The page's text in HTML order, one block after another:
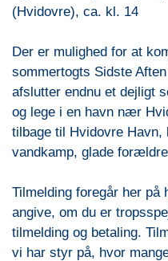
(Hvidovre), ca. kl. 14
Der er mulighed for at
sommertogts Sidste
afslutter endnu et dejligt
og lege i en havn nær
tilbage til Hvidovre
vandkamp, glade
Tilmelding foregår her på
angive, om du er
tilmelding og betaling.
vi har styr på, hvor